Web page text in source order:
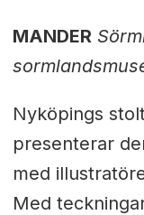
MANDER
Nyköpings
presenterar
med
Med